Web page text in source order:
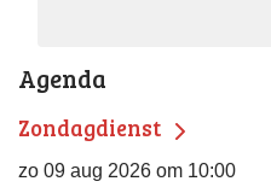
Agenda
Zondagdienst
zo 09 aug 2026 om 10:00